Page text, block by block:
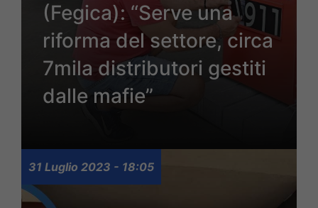
(Fegica): “Serve una
riforma del settore, circa
7mila distributori gestiti
dalle mafie”
31 Luglio 2023 - 18:05